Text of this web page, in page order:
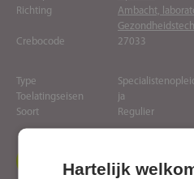
Richting
Ambacht,
Crebocode
27033
Type
Toelatingseisen
ja
Soort
Regulier
Naar website opleider
Hartelijk